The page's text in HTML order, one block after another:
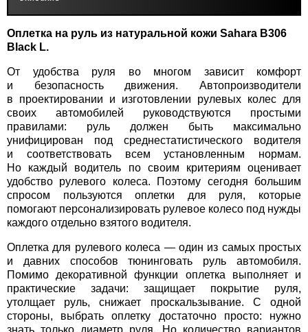
Оплетка на руль из натуральной кожи Sahara B306
Black L.
От удобства руля во многом зависит комфорт
и безопасность движения. Автопроизводители
в проектировании и изготовлении рулевых колес для
своих автомобилей руководствуются простыми
правилами: руль должен быть максимально
унифицирован под среднестатистического водителя
и соответствовать всем установленным нормам.
Но каждый водитель по своим критериям оценивает
удобство рулевого колеса. Поэтому сегодня большим
спросом пользуются оплетки для руля, которые
помогают персонализировать рулевое колесо под нужды
каждого отдельно взятого водителя.
Оплетка для рулевого колеса — один из самых простых
и давних способов тюнинговать руль автомобиля.
Помимо декоративной функции оплетка выполняет и
практические задачи: защищает покрытие руля,
утолщает руль, снижает проскальзывание. С одной
стороны, выбрать оплетку достаточно просто: нужно